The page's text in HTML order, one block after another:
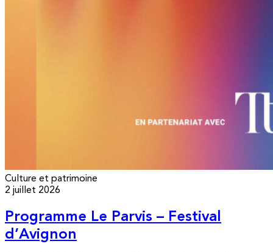
Culture et patrimoine
2 juillet 2026
Programme Le Parvis – Festival
d’Avignon